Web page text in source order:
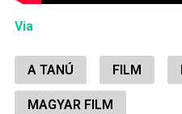
Via
A TANÚ FILM
MAGYAR FILM